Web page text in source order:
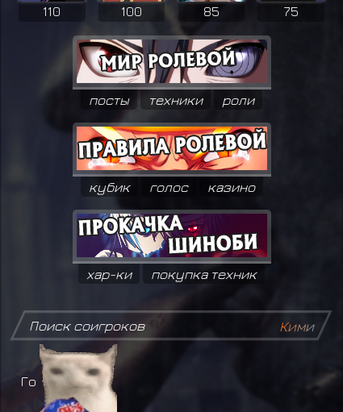
110 100 85 75
посты техники роли
кубик голос казино
хар-ки покупка техник
Поиск соигроков Кими
Го